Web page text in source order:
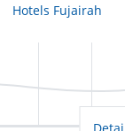
Hotels Fujairah